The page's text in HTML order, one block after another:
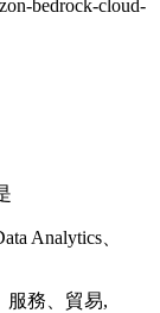
bedrock-cloud-
Analytics、
服務、貿易,